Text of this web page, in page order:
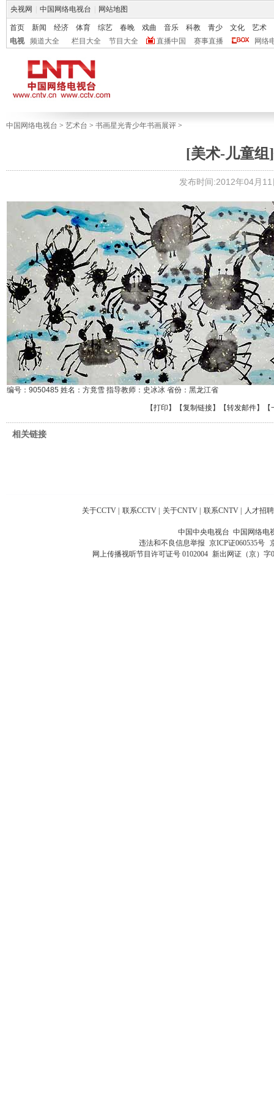
央视网 中国网络电视台 网站地图
首页 新闻 经济 体育 综艺 春晚 戏曲 音乐 科教 青少 文化
艺术
电视
频道大全 栏目大全 节目大全 直播中国 赛事直播 网络
中国网络电视台 > 艺术台 > 书画星光青少年书画展评 >
[美术-儿童组
发布时间:2012年04月
编号：9050485 姓名：方竟雪 指导教师：史冰冰 省份：黑龙江省
【打印 】【复制链接】【转发邮件】
相关链接
关于CCTV 联系CCTV 关于CNTV 联系CNTV 人才招聘
中国中央电视台 中国网络电
违法和不良信息举报 京ICP证060535号
网上传播视听节目许可证号 0102004 新出网证（京）